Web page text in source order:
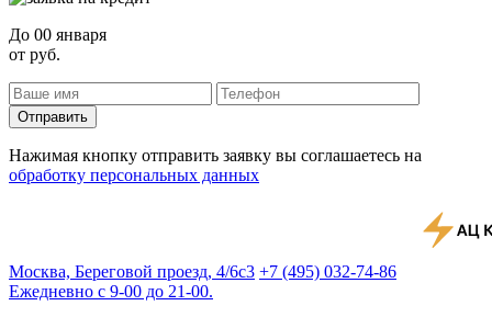
До 00 января
от руб.
Отправить
Нажимая кнопку отправить заявку вы соглашаетесь на
обработку персональных данных
Москва, Береговой проезд, 4/6с3 +7 (495) 032-74-86
Ежедневно с 9-00 до 21-00.